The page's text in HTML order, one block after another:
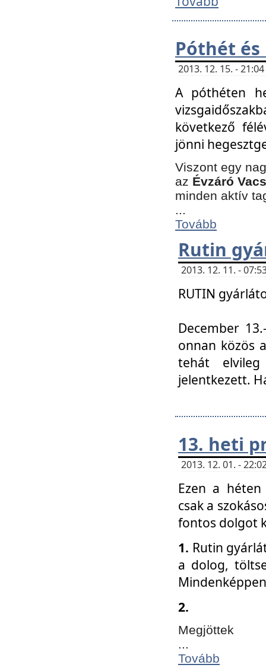
Póthét és
2013. 12. 15. -
A póthéten
következő
jönni
Viszont egy
az Évzáró
minden aktív
...
Tovább
Rutin
2013. 12. 11. -
RUTIN
December
onnan közös
tehát
jelentkezett.
13. heti
2013. 12. 01. -
Ezen a
csak a
fontos dolgot
1. Rutin
a dolog,
2.
Megjöttek
...
Tovább